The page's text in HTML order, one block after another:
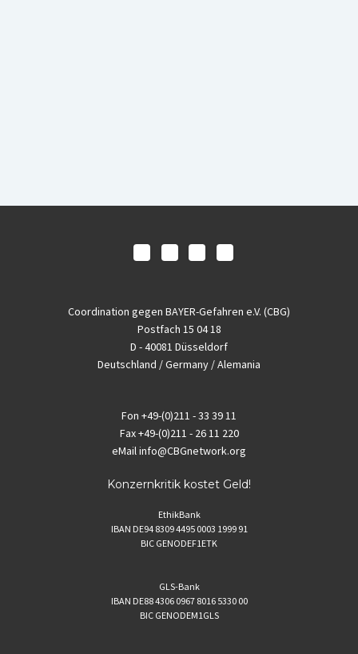
Coordination gegen BAYER-Gefahren e.V. (CBG)
Postfach 15 04 18
D - 40081 Düsseldorf
Deutschland / Germany / Alemania
Fon +49-(0)211 - 33 39 11
Fax+49-(0)211 - 26 11 220
eMailinfo@CBGnetwork.org
Konzernkritik kostet Geld!
EthikBank
IBAN DE94 8309 4495 0003 1999 91
BIC GENODEF1ETK
GLS-Bank
IBAN DE88 4306 0967 8016 5330 00
BIC GENODEM1GLS